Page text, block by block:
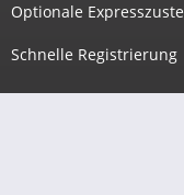
Optionale
Schnelle Registrierung